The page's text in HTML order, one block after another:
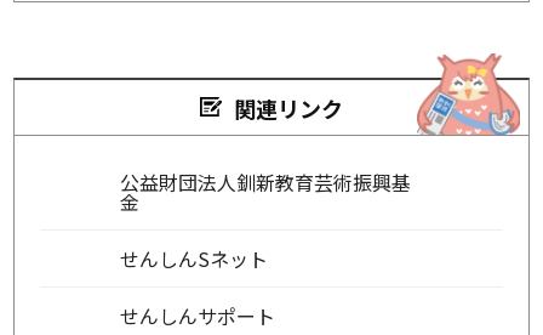
関連リンク
公益財団法人釧新教育芸術振興基
金
せんしんSネット
せんしんサポート